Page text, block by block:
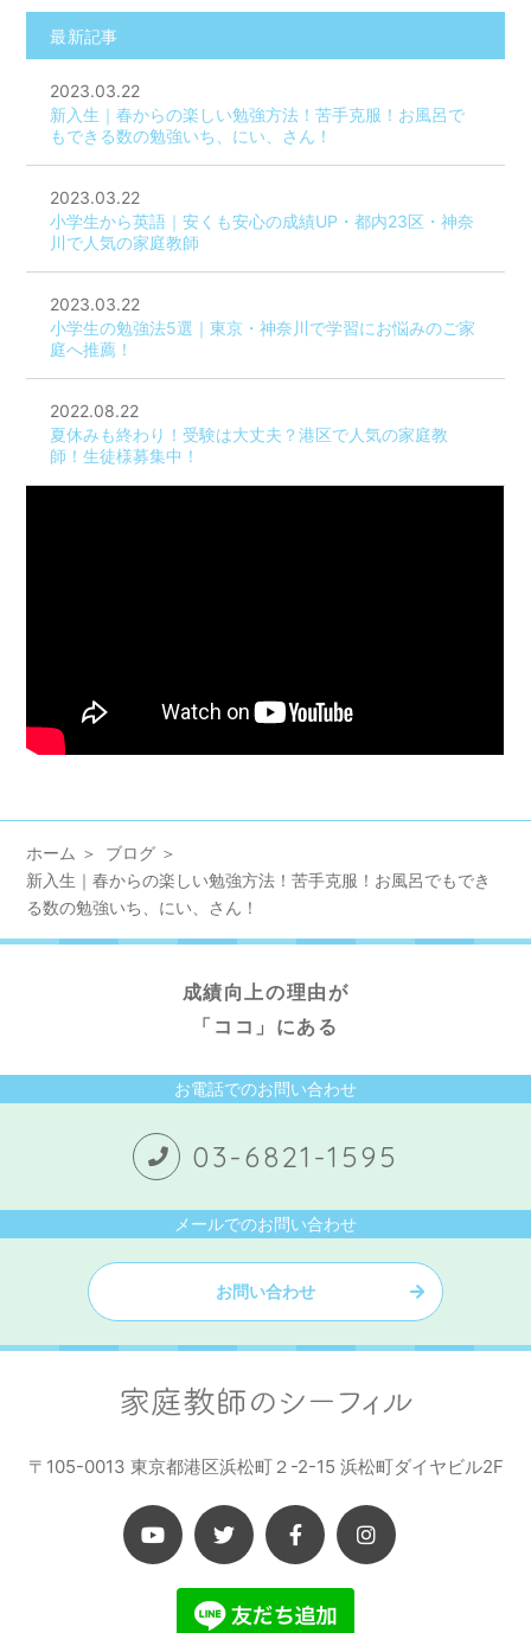
最新記事
2023.03.22
新入生｜春からの楽しい勉強方法！苦手克服！お風呂で
もできる数の勉強いち、にい、さん！
2023.03.22
小学生から英語｜安くも安心の成績UP・都内23区・神奈
川で人気の家庭教師
2023.03.22
小学生の勉強法5選｜東京・神奈川で学習にお悩みのご家
庭へ推薦！
2022.08.22
夏休みも終わり！受験は大丈夫？港区で人気の家庭教
師！生徒様募集中！
ホーム
ブログ
新入生｜春からの楽しい勉強方法！苦手克服！お風呂でもでき
る数の勉強いち、にい、さん！
成績向上の理由が
「ココ」にある
お電話でのお問い合わせ
03-6821-1595
メールでのお問い合わせ
お問い合わせ
〒105-0013 東京都港区浜松町２-2-15 浜松町ダイヤビル2F